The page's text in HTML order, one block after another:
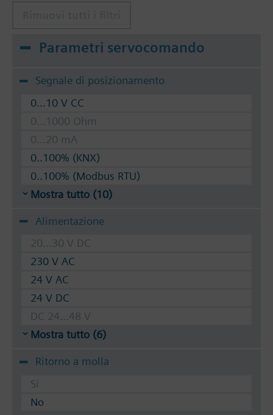
Parametri servocomando
Segnale di posizionamento
0...10 V CC
0...1000 Ohm
0...20 mA
0..100% (KNX)
0..100% (Modbus RTU)
Mostra tutto (10)
Alimentazione
20...30 V DC
230 V AC
24 V AC
24 V DC
DC 24...48 V
Mostra tutto (6)
Ritorno a molla
Si
No